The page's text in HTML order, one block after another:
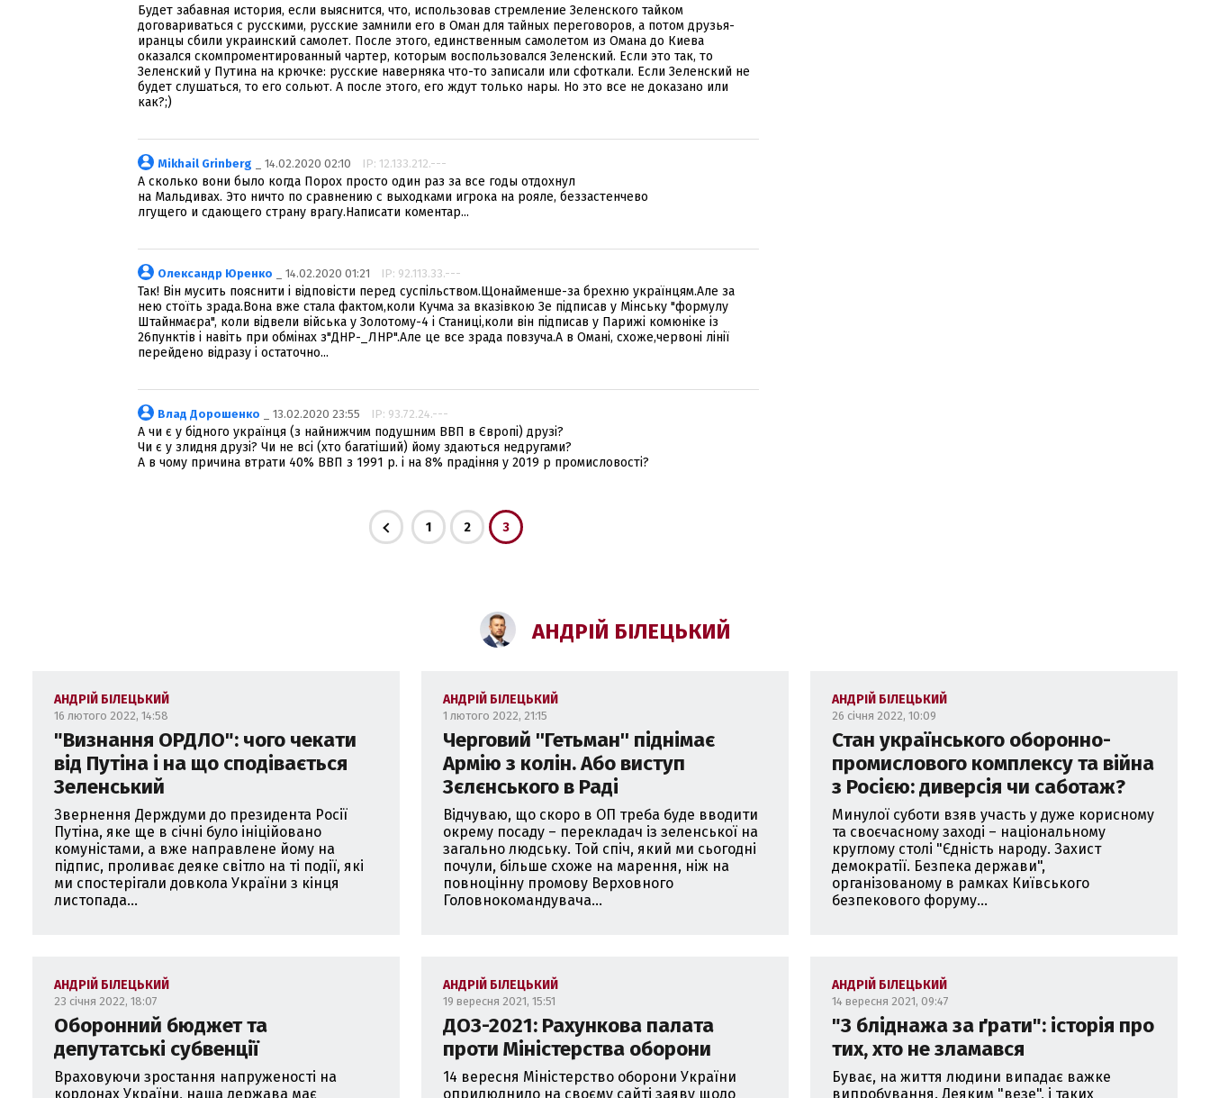
Будет забавная история, если выяснится, что, использовав стремление Зеленского тайком
договариваться с русскими, русские замнили его в Оман для тайных переговоров, а потом друзья-
иранцы сбили украинский самолет. После этого, единственным самолетом из Омана до Киева
оказался скомпроментированный чартер, которым воспользовался Зеленский. Если это так, то
Зеленский у Путина на крючке: русские наверняка что-то записали или сфоткали. Если Зеленский не
будет слушаться, то его сольют. А после этого, его ждут только нары. Но это все не доказано или
как?;)
Mikhail Grinberg _ 14.02.2020 02:10 IP: 12.133.212.---
А сколько вони было когда Порох просто один раз за все годы отдохнул
на Мальдивах. Это ничто по сравнению с выходками игрока на рояле, беззастенчево
лгущего и сдающего страну врагу.Написати коментар...
Олександр Юренко _ 14.02.2020 01:21 IP: 92.113.33.---
Так! Він мусить пояснити і відповісти перед суспільством.Щонайменше-за брехню українцям.Але за
нею стоїть зрада.Вона вже стала фактом,коли Кучма за вказівкою Зе підписав у Мінську "формулу
Штайнмаєра", коли відвели війська у Золотому-4 і Станиці,коли він підписав у Парижі комюніке із
26пунктів і навіть при обмінах з"ДНР-_ЛНР".Але це все зрада повзуча.А в Омані, схоже,червоні лінії
перейдено відразу і остаточно...
Влад Дорошенко _ 13.02.2020 23:55 IP: 93.72.24.---
А чи є у бідного українця (з найнижчим подушним ВВП в Європі) друзі?
Чи є у злидня друзі? Чи не всі (хто багатіший) йому здаються недругами?
А в чому причина втрати 40% ВВП з 1991 р. і на 8% прадіння у 2019 р промисловості?
1 2 3
АНДРІЙ БІЛЕЦЬКИЙ
АНДРІЙ БІЛЕЦЬКИЙ
16 лютого 2022, 14:58
"Визнання ОРДЛО": чого чекати
від Путіна і на що сподівається
Зеленський
Звернення Держдуми до президента Росії
Путіна, яке ще в січні було ініційовано
комуністами, а вже направлене йому на
підпис, проливає деяке світло на ті події, які
ми спостерігали довкола України з кінця
листопада...
АНДРІЙ БІЛЕЦЬКИЙ
1 лютого 2022, 21:15
Черговий ''Гетьман'' піднімає
Армію з колін. Або виступ
Зєлєнського в Раді
Відчуваю, що скоро в ОП треба буде вводити
окрему посаду – перекладач із зеленської на
загально людську. Той спіч, який ми сьогодні
почули, більше схоже на марення, ніж на
повноцінну промову Верховного
Головнокомандувача...
АНДРІЙ БІЛЕЦЬКИЙ
26 січня 2022, 10:09
Стан українського оборонно-
промислового комплексу та війна
з Росією: диверсія чи саботаж?
Минулої суботи взяв участь у дуже корисному
та своєчасному заході – національному
круглому столі "Єдність народу. Захист
демократії. Безпека держави",
організованому в рамках Київського
безпекового форуму...
АНДРІЙ БІЛЕЦЬКИЙ
23 січня 2022, 18:07
Оборонний бюджет та
депутатські субвенції
Враховуючи зростання напруженості на
кордонах України, наша держава має
АНДРІЙ БІЛЕЦЬКИЙ
19 вересня 2021, 15:51
ДОЗ-2021: Рахункова палата
проти Міністерства оборони
14 вересня Міністерство оборони України
оприлюднило на своєму сайті заяву щодо
АНДРІЙ БІЛЕЦЬКИЙ
14 вересня 2021, 09:47
"З бліднажа за ґрати": історія про
тих, хто не зламався
Буває, на життя людини випадає важке
випробування. Деяким "везе", і таких